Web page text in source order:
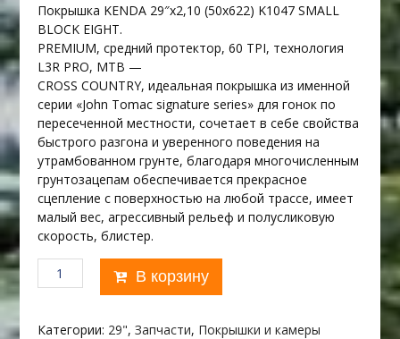
Покрышка KENDA 29″х2,10 (50х622) K1047 SMALL
BLOCK EIGHT.
PREMIUM, средний протектор, 60 TPI, технология
L3R PRO, MTB —
CROSS COUNTRY, идеальная покрышка из именной
серии «John Tomac signature series» для гонок по
пересеченной местности, сочетает в себе свойства
быстрого разгона и уверенного поведения на
утрамбованном грунте, благодаря многочисленным
грунтозацепам обеспечивается прекрасное
сцепление с поверхностью на любой трассе, имеет
малый вес, агрессивный рельеф и полусликовую
скорость, блистер.
Количество
товара
29"х2,10
В корзину
Категории: 29", Запчасти, Покрышки и камеры